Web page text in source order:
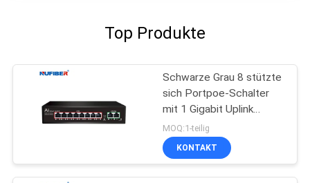
Top Produkte
Schwarze Grau 8 stützte
sich Portpoe-Schalter
mit 1 Gigabit Uplink
Soem-ODM
MOQ:1-teilig
KONTAKT